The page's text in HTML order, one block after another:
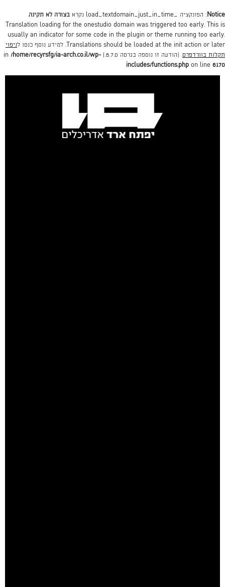
Notice : הפונקציה _load_textdomain_just_in_time נקרא בצורה לא תקינה.
Translation loading for the onestudio domain was triggered too early. This is
usually an indicator for some code in the plugin or theme running too early.
Translations should be loaded at the init action or later. למידע נוסף כנסו ל
ניפוי
תקלות בוורדפרס. (הודעה זו נוספה בגרסה 6.7.0.) in
/home/recyrsfg/ia-arch.co.il/wp-
includes/functions.php on line 6170